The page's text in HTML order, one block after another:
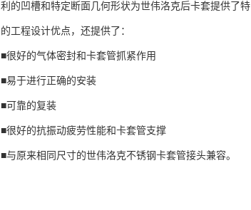
利的凹槽和特定断面几何形状为世伟洛克后卡套提供了特
的工程设计优点，还提供了：
■很好的气体密封和卡套管抓紧作用
■易于进行正确的安装
■可靠的复装
■很好的抗振动疲劳性能和卡套管支撑
■与原来相同尺寸的世伟洛克不锈钢卡套管接头兼容。